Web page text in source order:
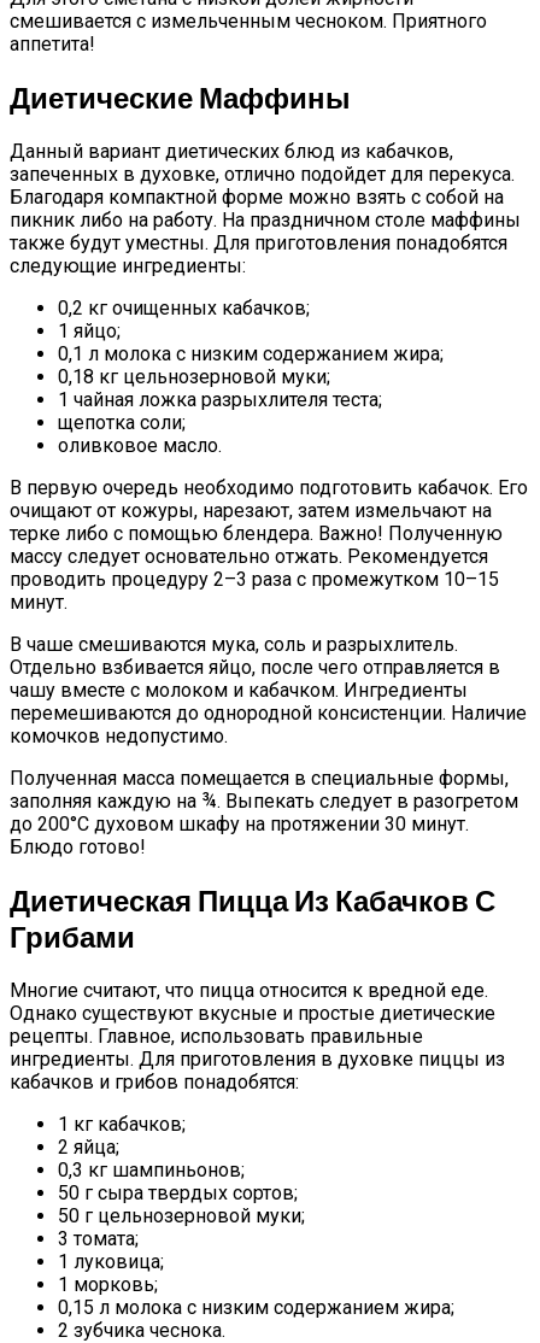
смешивается с измельченным чесноком. Приятного
аппетита!
Диетические Маффины
Данный вариант диетических блюд из кабачков,
запеченных в духовке, отлично подойдет для перекуса.
Благодаря компактной форме можно взять с собой на
пикник либо на работу. На праздничном столе маффины
также будут уместны. Для приготовления понадобятся
следующие ингредиенты:
0,2 кг очищенных кабачков;
1 яйцо;
0,1 л молока с низким содержанием жира;
0,18 кг цельнозерновой муки;
1 чайная ложка разрыхлителя теста;
щепотка соли;
оливковое масло.
В первую очередь необходимо подготовить кабачок. Его
очищают от кожуры, нарезают, затем измельчают на
терке либо с помощью блендера. Важно! Полученную
массу следует основательно отжать. Рекомендуется
проводить процедуру 2–3 раза с промежутком 10–15
минут.
В чаше смешиваются мука, соль и разрыхлитель.
Отдельно взбивается яйцо, после чего отправляется в
чашу вместе с молоком и кабачком. Ингредиенты
перемешиваются до однородной консистенции. Наличие
комочков недопустимо.
Полученная масса помещается в специальные формы,
заполняя каждую на ¾. Выпекать следует в разогретом
до 200°C духовом шкафу на протяжении 30 минут.
Блюдо готово!
Диетическая Пицца Из Кабачков С
Грибами
Многие считают, что пицца относится к вредной еде.
Однако существуют вкусные и простые диетические
рецепты. Главное, использовать правильные
ингредиенты. Для приготовления в духовке пиццы из
кабачков и грибов понадобятся:
1 кг кабачков;
2 яйца;
0,3 кг шампиньонов;
50 г сыра твердых сортов;
50 г цельнозерновой муки;
3 томата;
1 луковица;
1 морковь;
0,15 л молока с низким содержанием жира;
2 зубчика чеснока.